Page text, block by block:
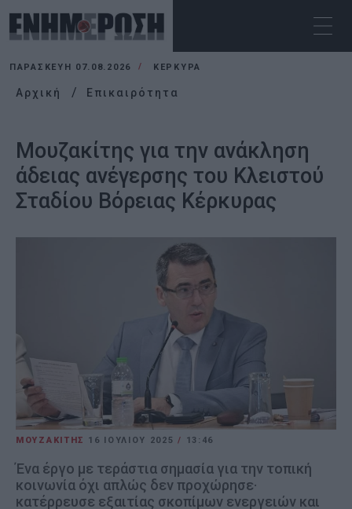
ΠΑΡΑΣΚΕΥΉ 07.08.2026 ΚΕΡΚΥΡΑ
Αρχική Επικαιρότητα
Μουζακίτης για την ανάκληση
άδειας ανέγερσης του Κλειστού
Σταδίου Βόρειας Κέρκυρας
ΜΟΥΖΑΚΙΤΗΣ 16 ΙΟΥΛΊΟΥ 2025/ 13:46
Ένα έργο με τεράστια σημασία για την τοπική
κοινωνία όχι απλώς δεν προχώρησε·
κατέρρευσε εξαιτίας σκοπίμων ενεργειών και